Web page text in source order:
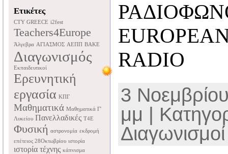
Ετικέτες
CTY GREECE i2fest
Teachers4Europe
Άλγεβρα ΑΓΙΑΣΜΟΣ ΑΕΠΠ ΒΑΚΕ
Διαγωνισμός
Εκπαιδευτικοί
Ερευνητική
εργασία ΚΠΓ
Μαθηματικά Μαθηματικά Γ'
Λυκείου Πανελλαδικές Τ4Ε
Φυσική αστρονομία εκδρομή
επέτειος 28Οκτωβρίου ιστορία
ιστορία τέχνης κάπνισμα
RADIO
3
μμ |
Διαγωνισμοί